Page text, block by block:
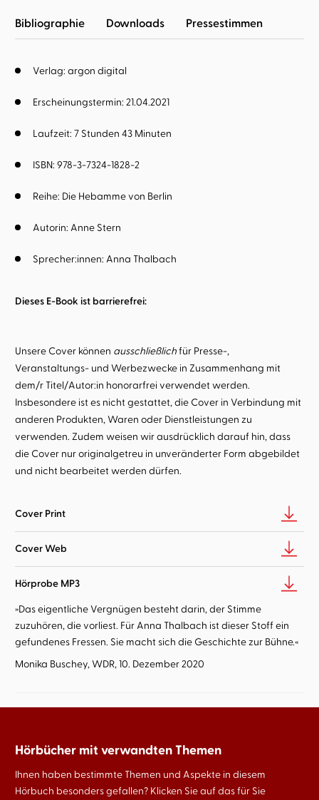
Bibliographie Downloads Pressestimmen
Verlag: argon digital
Erscheinungstermin: 21.04.2021
Laufzeit: 7 Stunden 43 Minuten
ISBN: 978-3-7324-1828-2
Reihe: Die Hebamme von Berlin
Autorin: Anne Stern
Sprecher:innen: Anna Thalbach
Dieses E-Book ist barrierefrei:
Unsere Cover können ausschließlichfür Presse-,
Veranstaltungs- und Werbezwecke in Zusammenhang mit
dem/r Titel/Autor:in honorarfrei verwendet werden.
Insbesondere ist es nicht gestattet, die Cover in Verbindung mit
anderen Produkten, Waren oder Dienstleistungen zu
verwenden. Zudem weisen wir ausdrücklich darauf hin, dass
die Cover nur originalgetreu in unveränderter Form abgebildet
und nicht bearbeitet werden dürfen.
Cover Print
Cover Web
Hörprobe MP3
»Das eigentliche Vergnügen besteht darin, der Stimme
zuzuhören, die vorliest. Für Anna Thalbach ist dieser Stoff ein
gefundenes Fressen. Sie macht sich die Geschichte zur Bühne.«
Monika Buschey, WDR, 10. Dezember 2020
Hörbücher mit verwandten Themen
Ihnen haben bestimmte Themen und Aspekte in diesem
Hörbuch besonders gefallen? Klicken Sie auf das für Sie